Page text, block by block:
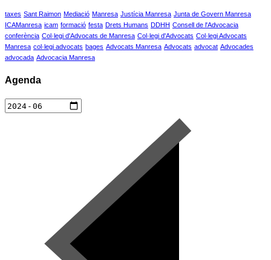
taxes Sant Raimon Mediació Manresa Justícia Manresa Junta de Govern Manresa
ICAManresa icam formació festa Drets Humans DDHH Consell de l'Advocacia
conferència Col·legi d'Advocats de Manresa Col·legi d'Advocats Col·legi Advocats
Manresa col·legi advocats bages Advocats Manresa Advocats advocat Advocades
advocada Advocacia Manresa
Agenda